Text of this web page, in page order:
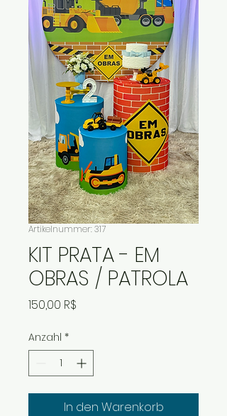
Artikelnummer: 317
KIT PRATA - EM
OBRAS / PATROLA
150,00 R$
Anzahl *
In den Warenkorb